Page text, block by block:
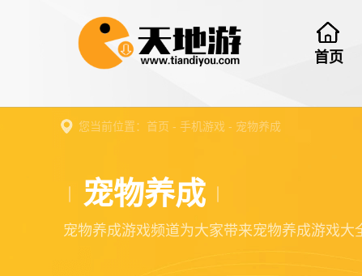
首页
您当前位置： 首页 - 手机游戏 - 宠物养成
宠物养成
宠物养成游戏频道为大家带来宠物养成游戏